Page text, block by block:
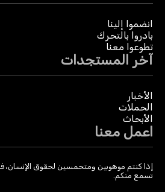
انضموا إلينا
بادروا بالتحرك
تطوعوا معنا
آخر المستجدات
الأخبار
الحملات
الأبحاث
اعمل معنا
إذا كنتم موهوبين ومتحمسين لحقوق الإنسان،
تسمع منكم.